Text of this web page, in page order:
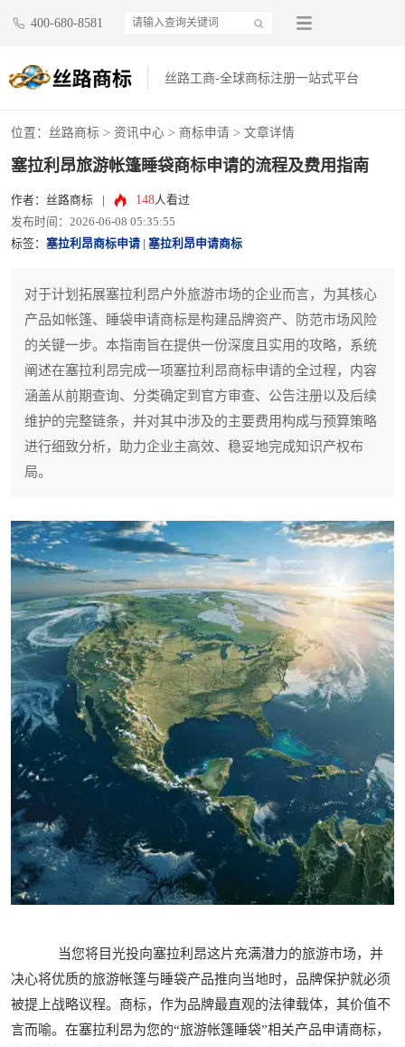
400-680-8581
丝路工商-全球商标注册一站式平台
位置： 丝路商标 > 资讯中心 > 商标申请 > 文章详情
塞拉利昂旅游帐篷睡袋商标申请的流程及费用指南
作者：丝路商标 148人看过
发布时间：2026-06-08 05:35:55
标签： 塞拉利昂商标申请 塞拉利昂申请商标
对于计划拓展塞拉利昂户外旅游市场的企业而言，为其核心
产品如帐篷、睡袋申请商标是构建品牌资产、防范市场风险
的关键一步。本指南旨在提供一份深度且实用的攻略，系统
阐述在塞拉利昂完成一项塞拉利昂商标申请的全过程，内容
涵盖从前期查询、分类确定到官方审查、公告注册以及后续
维护的完整链条，并对其中涉及的主要费用构成与预算策略
进行细致分析，助力企业主高效、稳妥地完成知识产权布
局。
当您将目光投向塞拉利昂这片充满潜力的旅游市场，并
决心将优质的旅游帐篷与睡袋产品推向当地时，品牌保护就必须
被提上战略议程。商标，作为品牌最直观的法律载体，其价值不
言而喻。在塞拉利昂为您的“旅游帐篷睡袋”相关产品申请商标，